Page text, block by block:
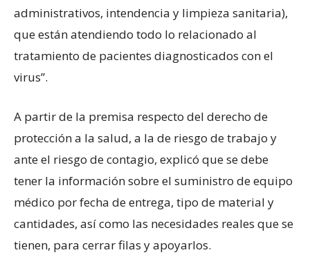
administrativos, intendencia y limpieza sanitaria),
que están atendiendo todo lo relacionado al
tratamiento de pacientes diagnosticados con el
virus”.
A partir de la premisa respecto del derecho de
protección a la salud, a la de riesgo de trabajo y
ante el riesgo de contagio, explicó que se debe
tener la información sobre el suministro de equipo
médico por fecha de entrega, tipo de material y
cantidades, así como las necesidades reales que se
tienen, para cerrar filas y apoyarlos.